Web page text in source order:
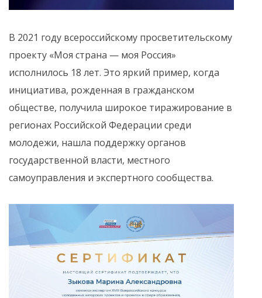
В 2021 году всероссийскому просветительскому
проекту «Моя страна — моя Россия»
исполнилось 18 лет. Это яркий пример, когда
инициатива, рожденная в гражданском
обществе, получила широкое тиражирование в
регионах Российской Федерации среди
молодежи, нашла поддержку органов
государственной власти, местного
самоуправления и экспертного сообщества.